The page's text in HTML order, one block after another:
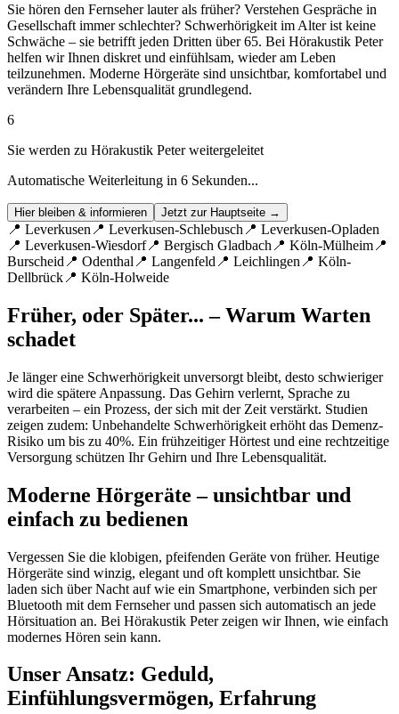
Sie hören den Fernseher lauter als früher? Verstehen Gespräche in
Gesellschaft immer schlechter? Schwerhörigkeit im Alter ist keine
Schwäche – sie betrifft jeden Dritten über 65. Bei Hörakustik Peter
helfen wir Ihnen diskret und einfühlsam, wieder am Leben
teilzunehmen. Moderne Hörgeräte sind unsichtbar, komfortabel und
verändern Ihre Lebensqualität grundlegend.
5
Sie werden zu Hörakustik Peter weitergeleitet
Automatische Weiterleitung in 5 Sekunden...
Hier bleiben & informieren Jetzt zur Hauptseite →
📍 Leverkusen 📍 Leverkusen-Schlebusch 📍 Leverkusen-Opladen
📍 Leverkusen-Wiesdorf📍 Bergisch Gladbach 📍 Köln-Mülheim 📍
Burscheid 📍 Odenthal 📍 Langenfeld 📍 Leichlingen 📍 Köln-
Dellbrück 📍 Köln-Holweide
Früher, oder Später... – Warum Warten
schadet
Je länger eine Schwerhörigkeit unversorgt bleibt, desto schwieriger
wird die spätere Anpassung. Das Gehirn verlernt, Sprache zu
verarbeiten – ein Prozess, der sich mit der Zeit verstärkt. Studien
zeigen zudem: Unbehandelte Schwerhörigkeit erhöht das Demenz-
Risiko um bis zu 40%. Ein frühzeitiger Hörtest und eine rechtzeitige
Versorgung schützen Ihr Gehirn und Ihre Lebensqualität.
Moderne Hörgeräte – unsichtbar und
einfach zu bedienen
Vergessen Sie die klobigen, pfeifenden Geräte von früher. Heutige
Hörgeräte sind winzig, elegant und oft komplett unsichtbar. Sie
laden sich über Nacht auf wie ein Smartphone, verbinden sich per
Bluetooth mit dem Fernseher und passen sich automatisch an jede
Hörsituation an. Bei Hörakustik Peter zeigen wir Ihnen, wie einfach
modernes Hören sein kann.
Unser Ansatz: Geduld,
Einfühlungsvermögen, Erfahrung